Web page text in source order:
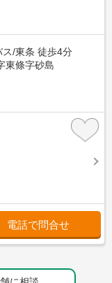
/東条 徒歩4分
東條字砂島
電話で問合せ